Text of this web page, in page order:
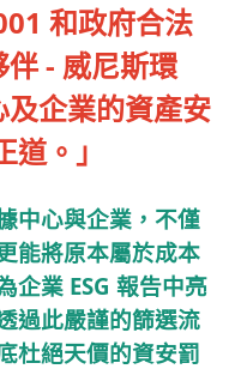
和政府合法
- 威尼斯環
企業的資產安
。」
中心與企業，不僅
能將原本屬於成本
企業 ESG 報告中亮
過此嚴謹的篩選流
杜絕天價的資安罰